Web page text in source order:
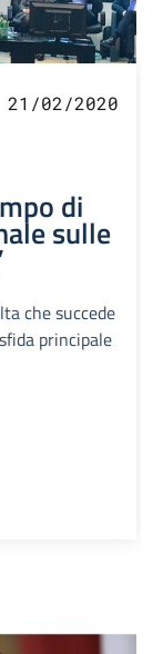
21/02/2020
di
sulle
che succede
principale